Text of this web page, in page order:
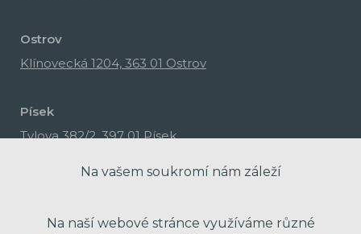
Ostrov
Klínovecká 1204, 363 01 Ostrov
Písek
Tylova 382/2, 397 01 Písek
Na vašem soukromí nám záleží
Na naší webové stránce využíváme různé